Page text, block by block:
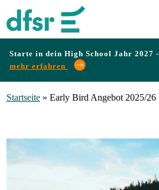
Starte in dein High School Jahr 2027 -
mehr erfahren
Infos
Startseite» Early Bird Angebot 2025/26